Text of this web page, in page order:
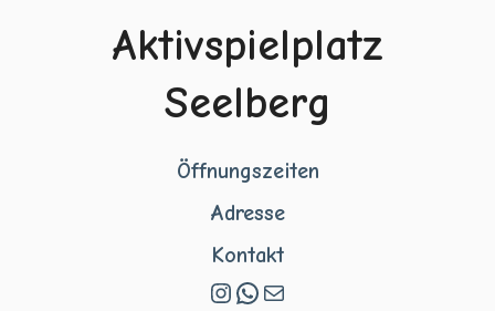
Aktivspielplatz
Seelberg
Öffnungszeiten
Adresse
Kontakt
Instagram
WhatsApp
E-Mail